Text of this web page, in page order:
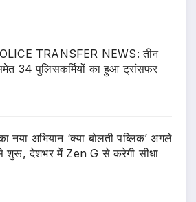
TRANSFER NEWS: तीन
34 पुलिसकर्मियों का हुआ ट्रांसफर
नया अभियान ‘क्या बोलती पब्लिक’ अगले
शुरू, देशभर में Zen G से करेगी सीधा